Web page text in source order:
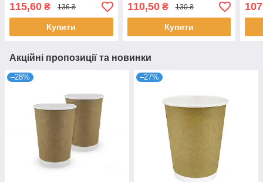
115,60 ₴ 136 ₴
Купити
110,50₴ 130 ₴
Купити
Акційні пропозиції та новинки
–28% –27%